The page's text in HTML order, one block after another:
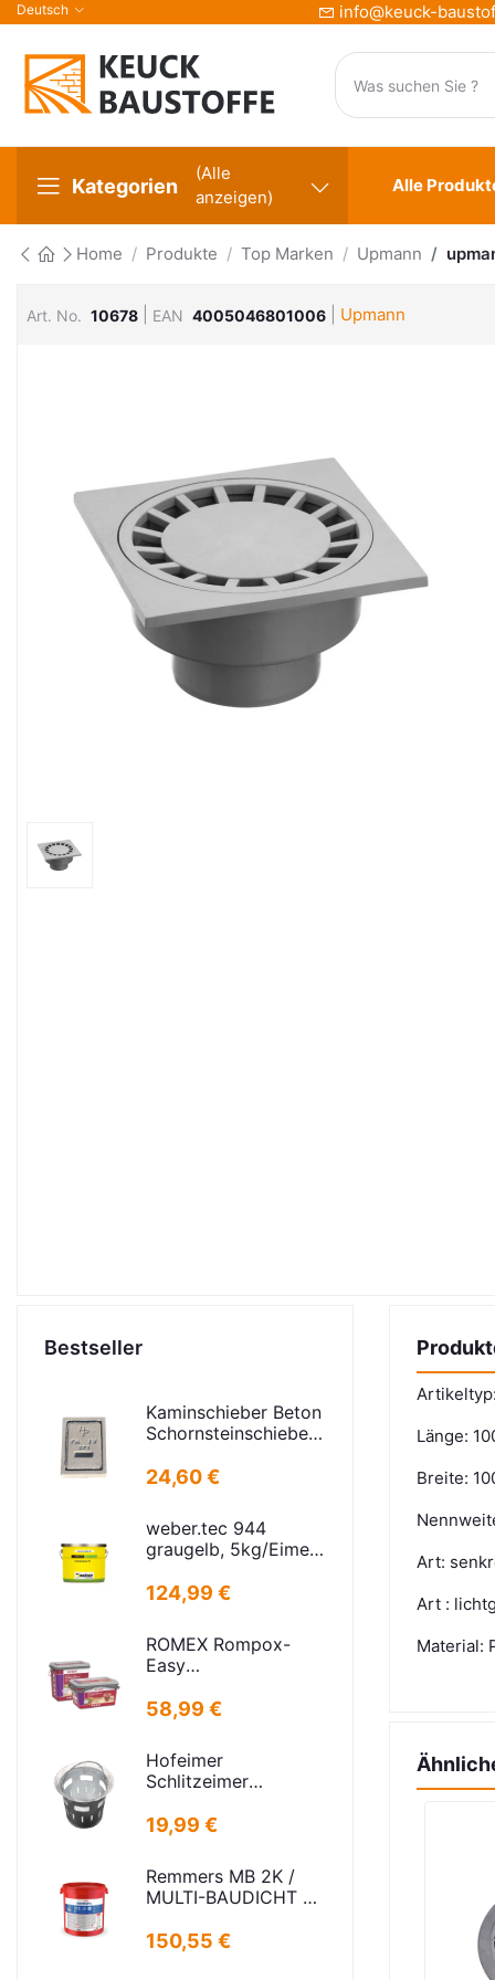
Deutsch info@keuck-
Kategorien
(Alle
anzeigen)
Alle
Home Produkte Top Marken Upmann
Art. No. 10678 EAN 4005046801006 Upmann
Bestseller
Kaminschieber Beton
Schornsteinschieber
Rahmenmaß:
21x30cm Deckel:
16,5x24,5cm
24,60 €
weber.tec 944
graugelb, 5kg/Eimer
124,99 €
ROMEX Rompox-
Easy
Sand-basalt 25kg
58,99 €
Hofeimer
Schlitzeimer
kurz
19,99 €
Remmers MB 2K /
MULTI-BAUDICHT 2K
150,55 €
Länge:
Breite:
Art:
Art :
Material: